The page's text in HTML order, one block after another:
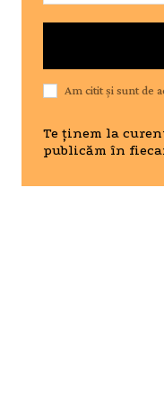
Am citit și sunt de
Te ținem la
publicăm în